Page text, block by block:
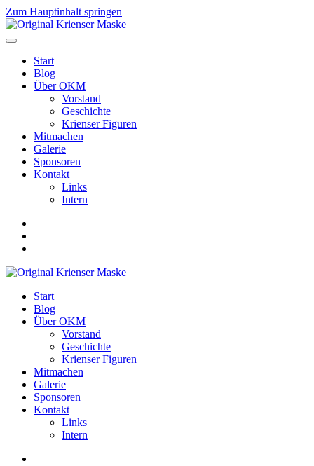
Zum Hauptinhalt springen
Start
Blog
Über OKM
Vorstand
Geschichte
Krienser Figuren
Mitmachen
Galerie
Sponsoren
Kontakt
Links
Intern
Start
Blog
Über OKM
Vorstand
Geschichte
Krienser Figuren
Mitmachen
Galerie
Sponsoren
Kontakt
Links
Intern